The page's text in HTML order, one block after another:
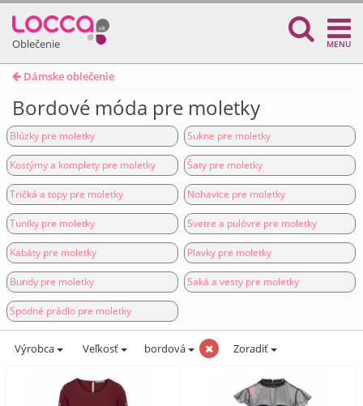
Oblečenie MENU
Dámske oblečenie
Bordové móda pre moletky
Blúzky pre moletky Sukne pre moletky
Kostýmy a komplety pre moletky Šaty pre moletky
Tričká a topy pre moletky Nohavice pre moletky
Tuniky pre moletky Svetre a pulóvre pre moletky
Kabáty pre moletky Plavky pre moletky
Bundy pre moletky Saká a vesty pre moletky
Spodné prádlo pre moletky
Výrobca Veľkosť bordová Zoradiť